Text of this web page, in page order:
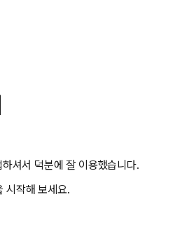
셔서 덕분에 잘 이용했습니다.
시작해 보세요.